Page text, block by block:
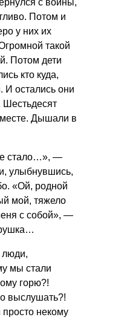
Потом и
у них их
такой
Потом дети
кто куда,
И остались они
Шестьдесят
Дышали в
стало…», —
улыбнувшись,
«Ой, родной
мой, тяжело
с собой», —
люди,
мы стали
горю?!
выслушать?!
некому